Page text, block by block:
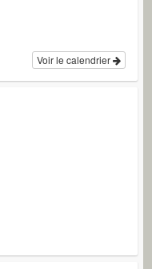
Voir le calendrier